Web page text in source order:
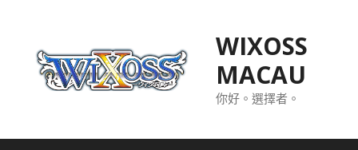
WIXOSS
MACAU
你好。選擇者。